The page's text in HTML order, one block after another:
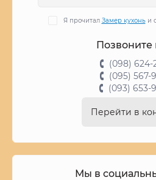
Я прочитал Замер кухоньи
Позвоните
(098) 624-
(095) 567-
(093) 653-
Перейти в
Мы в